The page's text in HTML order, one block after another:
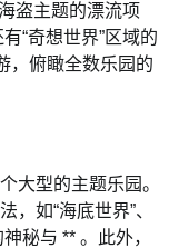
盗主题的漂流项
“奇想世界”区域的
，俯瞰全数乐园的
大型的主题乐园。
如“海底世界”、
秘与 ** 。此外，